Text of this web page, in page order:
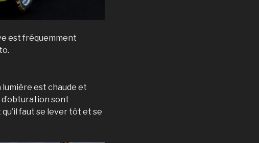
est fréquemment
lumière est chaude et
sont
faut se lever tôt et se